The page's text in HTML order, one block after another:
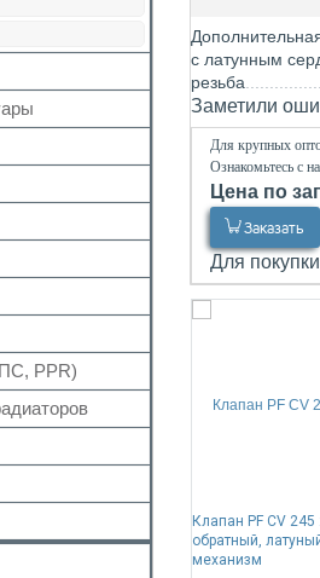
и посудомоечных
труб
PPR)
с латунным
резьба
Заметили
Для крупных
Ознакомьтесь с
Цена по
Заказать
Для
Клапан PF CV 245
обратный,
механизм